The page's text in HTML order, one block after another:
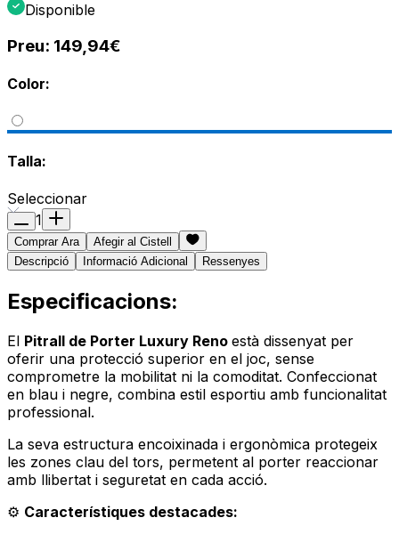
Disponible
Preu: 149,94€
Color:
Talla:
Seleccionar
1
Comprar Ara
Afegir al Cistell
Descripció
Informació Adicional Ressenyes
Especificacions:
El Pitrall de Porter Luxury Reno està dissenyat per
oferir una protecció superior en el joc, sense
comprometre la mobilitat ni la comoditat. Confeccionat
en blau i negre, combina estil esportiu amb funcionalitat
professional.
La seva estructura encoixinada i ergonòmica protegeix
les zones clau del tors, permetent al porter reaccionar
amb llibertat i seguretat en cada acció.
⚙️ Característiques destacades: